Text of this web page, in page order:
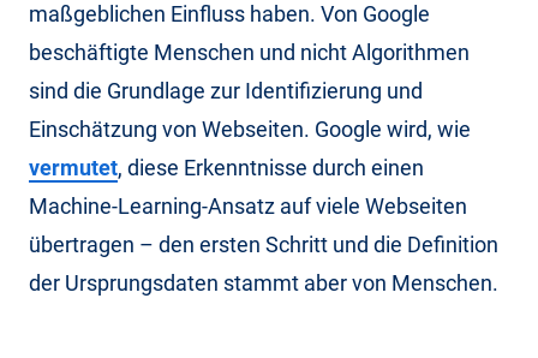
maßgeblichen Einfluss haben. Von Google
beschäftigte Menschen und nicht Algorithmen
sind die Grundlage zur Identifizierung und
Einschätzung von Webseiten. Google wird, wie
vermutet, diese Erkenntnisse durch einen
Machine-Learning-Ansatz auf viele Webseiten
übertragen – den ersten Schritt und die Definition
der Ursprungsdaten stammt aber von Menschen.